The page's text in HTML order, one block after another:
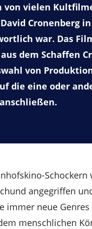
von vielen
Cronenberg
war. Das
dem Schaffen
von
die eine oder
Schockern
angegriffen
immer neue
menschlichen